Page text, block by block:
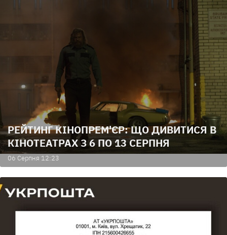
РЕЙТИНГ КІНОПРЕМ'ЄР: ЩО ДИВИТИСЯ В
КІНОТЕАТРАХ З 6 ПО 13 СЕРПНЯ
06 Серпня 12:23